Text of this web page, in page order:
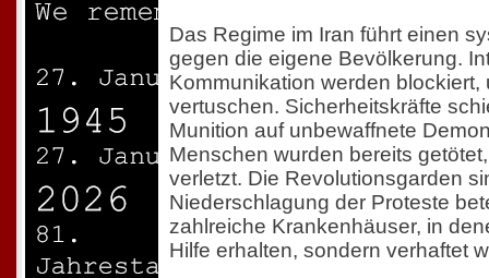
Das Regime im Iran führt einen
gegen die eigene Bevölkerung.
Kommunikation werden blockiert,
vertuschen. Sicherheitskräfte
Munition auf unbewaffnete
Menschen wurden bereits
verletzt. Die Revolutionsgarden
Niederschlagung der Proteste
zahlreiche Krankenhäuser, in
Hilfe erhalten, sondern verhaftet